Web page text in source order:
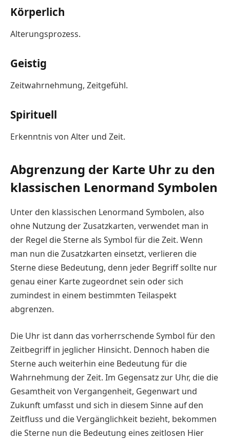
Körperlich
Alterungsprozess.
Geistig
Zeitwahrnehmung, Zeitgefühl.
Spirituell
Erkenntnis von Alter und Zeit.
Abgrenzung der Karte Uhr zu den
klassischen Lenormand Symbolen
Unter den klassischen Lenormand Symbolen, also
ohne Nutzung der Zusatzkarten, verwendet man in
der Regel die Sterne als Symbol für die Zeit. Wenn
man nun die Zusatzkarten einsetzt, verlieren die
Sterne diese Bedeutung, denn jeder Begriff sollte nur
genau einer Karte zugeordnet sein oder sich
zumindest in einem bestimmten Teilaspekt
abgrenzen.
Die Uhr ist dann das vorherrschende Symbol für den
Zeitbegriff in jeglicher Hinsicht. Dennoch haben die
Sterne auch weiterhin eine Bedeutung für die
Wahrnehmung der Zeit. Im Gegensatz zur Uhr, die die
Gesamtheit von Vergangenheit, Gegenwart und
Zukunft umfasst und sich in diesem Sinne auf den
Zeitfluss und die Vergänglichkeit bezieht, bekommen
die Sterne nun die Bedeutung eines zeitlosen Hier